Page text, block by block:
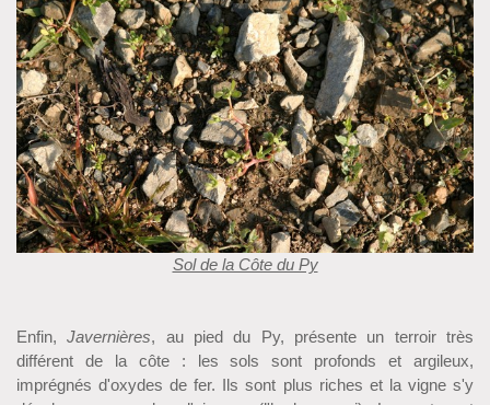
Sol de la Côte du Py
Enfin,Javernières, au pied du Py, présente un terroir très
différent de la côte : les sols sont profonds et argileux,
imprégnés d'oxydes de fer. Ils sont plus riches et la vigne s'y